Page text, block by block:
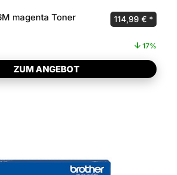
brother TN-246M magenta Toner Ursprünglicher
114,99 €
17%
ZUM ANGEBOT